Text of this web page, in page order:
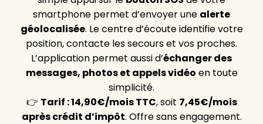
smartphone permet d’envoyer une alerte
géolocalisée. Le centre d’écoute identifie votre
position, contacte les secours et vos proches.
L’application permet aussi d’échanger des
messages, photos et appels vidéo en toute
simplicité.
👉 Tarif : 14,90€/mois TTC, soit 7,45€/mois
après crédit d’impôt. Offre sans engagement.